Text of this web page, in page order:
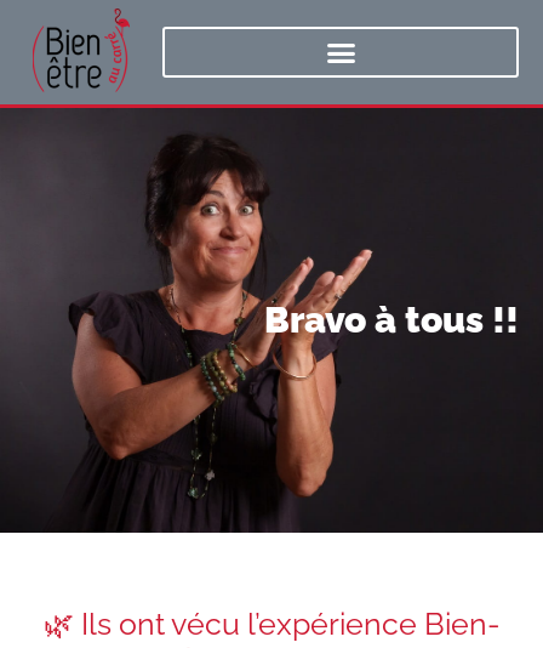
Bravo à tous !!
🌿 Ils ont vécu l’expérience Bien-